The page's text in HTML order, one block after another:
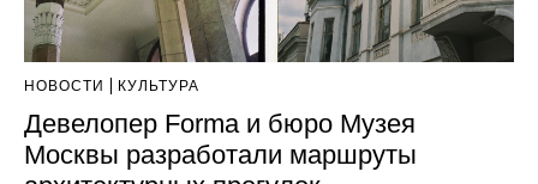
НОВОСТИ КУЛЬТУРА
Девелопер Forma и бюро Музея
Москвы разработали маршруты